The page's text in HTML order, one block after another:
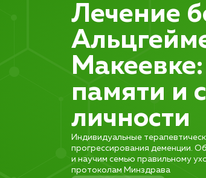
Лечение
памяти и
личности
Индивидуальные
прогрессирования деменции.
и научим семью правильному
протоколам Минздрава